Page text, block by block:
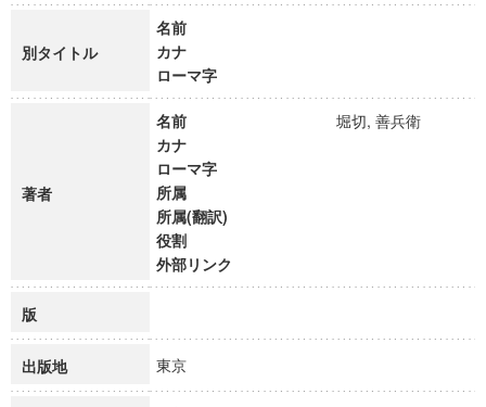
別タイトル
名前
カナ
ローマ字
著者
名前
堀切, 善兵衛
カナ
ローマ字
所属
所属(翻訳)
役割
外部リンク
版
出版地 東京